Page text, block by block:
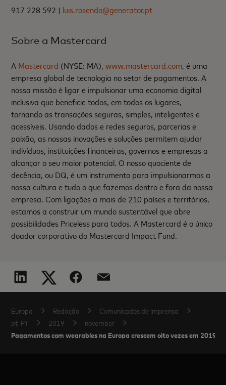
917 228 592 | luis.rosendo@generator.pt
Sobre a Mastercard
A Mastercard (NYSE: MA),www.mastercard.com, é uma
empresa global de tecnologia no setor de pagamentos. A
nossa missão é ligar e impulsionar uma economia digital
inclusiva que beneficie todos, em todos os lugares,
tornando as transações seguras, simples, inteligentes e
acessíveis. Usando dados e redes seguros, parcerias e
paixão, as nossas inovações e soluções permitem ajudar
indivíduos, instituições financeiras, governos e empresas a
alcançar o seu maior potencial. O nosso quociente de
decência, ou DQ, é um instrumento para impulsionarmos a
nossa cultura e tudo o que fazemos dentro e fora da nossa
empresa. Com ligações a mais de 210 países e territórios,
estamos a construir um mundo sustentável que abre
possibilidades Priceless para todos. A Mastercard é o único
doador corporativo do Mastercard Impact Fund.
Europa Redação
Comunicados de imprensa
pt-PT
2019 november
Pagamentos com wearables na Europa crescem oito vezes em 2019